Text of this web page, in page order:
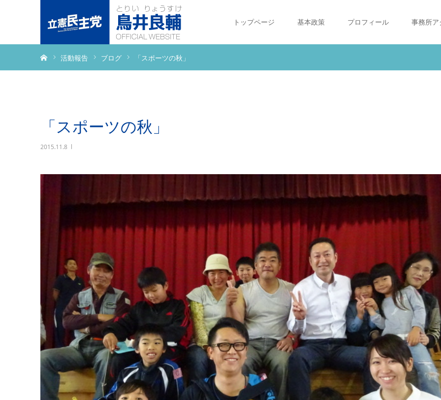
トップページ 基本政策 プロフィール 事務所ア
活動報告 ブログ 「スポーツの秋」
「スポーツの秋」
2015.11.8